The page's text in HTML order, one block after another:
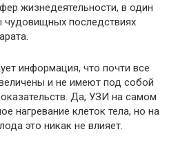
жизнедеятельности, в один
чудовищных последствиях
информация, что почти все
и не имеют под собой
Да, УЗИ на самом
нагревание клеток тела, но на
это никак не влияет.